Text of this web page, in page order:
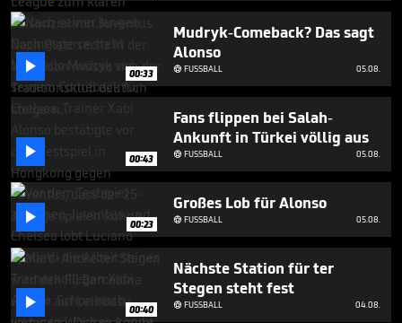
 00:33
Mudryk-Comeback? Das sagt
Alonso
FUSSBALL 05.08.
 00:43
Fans flippen bei Salah-
Ankunft in Türkei völlig aus
FUSSBALL 05.08.
 00:23
Großes Lob für Alonso
FUSSBALL 05.08.
 00:40
Nächste Station für ter
Stegen steht fest
FUSSBALL 04.08.